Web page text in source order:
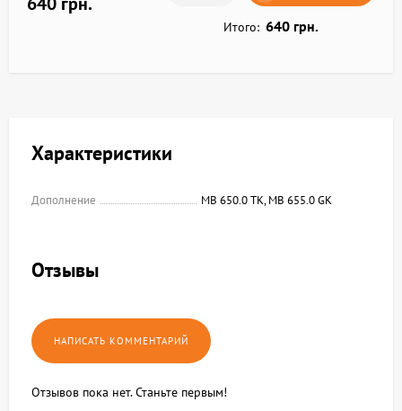
Итого: 640 грн.
Характеристики
Дополнение MB 650.0 TK, MB 655.0 GK
Отзывы
Отзывов пока нет. Станьте первым!